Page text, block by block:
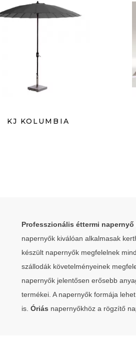
KJ KOLUMBIA
Professzionális éttermi napernyő
napernyők kiválóan alkalmasak
készült napernyők megfelelnek
szállodák követelményeinek
napernyők jelentősen erősebb
termékei. A napernyők formája lehet
is. Óriás napernyőkhöz a rögzítő